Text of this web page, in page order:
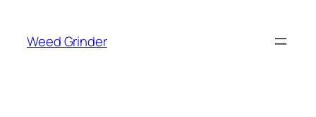
springen
Weed Grinder